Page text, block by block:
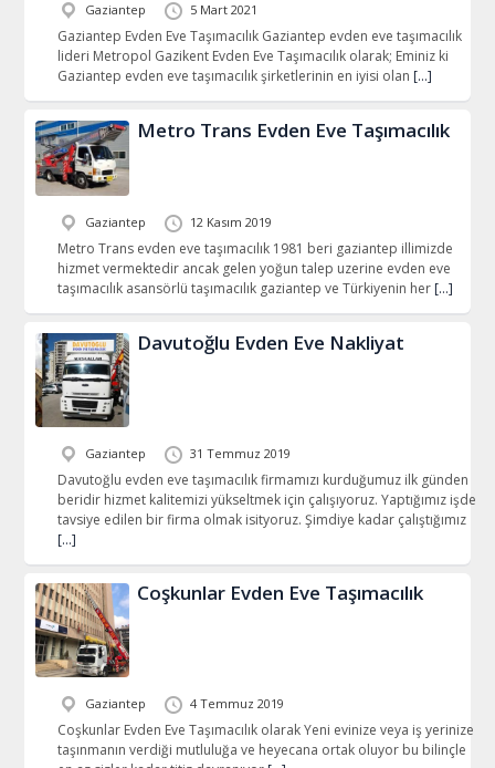
Gaziantep 5 Mart 2021
Gaziantep Evden Eve Taşımacılık Gaziantep evden eve taşımacılık
lideri Metropol Gazikent Evden Eve Taşımacılık olarak; Eminiz ki
Gaziantep evden eve taşımacılık şirketlerinin en iyisi olan […]
Metro Trans Evden Eve Taşımacılık
Gaziantep 12 Kasım 2019
Metro Trans evden eve taşımacılık 1981 beri gaziantep illimizde
hizmet vermektedir ancak gelen yoğun talep uzerine evden eve
taşımacılık asansörlü taşımacılık gaziantep ve Türkiyenin her […]
Davutoğlu Evden Eve Nakliyat
Gaziantep 31 Temmuz 2019
Davutoğlu evden eve taşımacılık firmamızı kurduğumuz ilk günden
beridir hizmet kalitemizi yükseltmek için çalışıyoruz. Yaptığımız işde
tavsiye edilen bir firma olmak isityoruz. Şimdiye kadar çalıştığımız
[…]
Coşkunlar Evden Eve Taşımacılık
Gaziantep 4 Temmuz 2019
Coşkunlar Evden Eve Taşımacılık olarak Yeni evinize veya iş yerinize
taşınmanın verdiği mutluluğa ve heyecana ortak oluyor bu bilinçle